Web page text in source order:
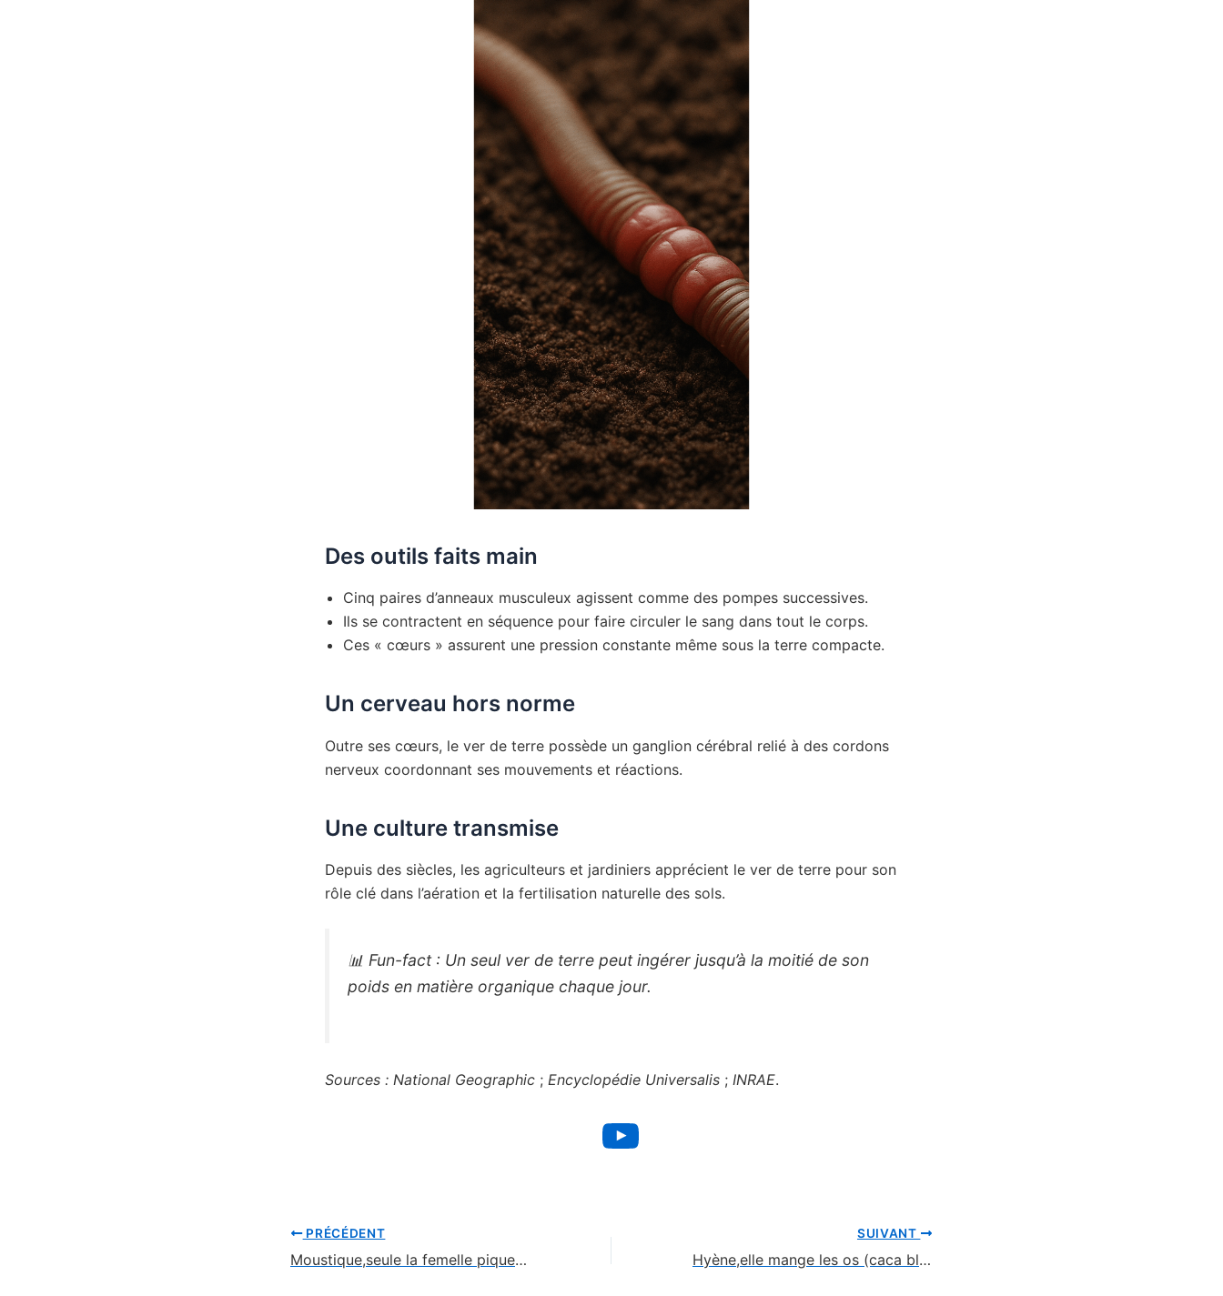
Des outils faits main
Cinq paires d’anneaux musculeux agissent comme des pompes successives.
Ils se contractent en séquence pour faire circuler le sang dans tout le corps.
Ces « cœurs » assurent une pression constante même sous la terre compacte.
Un cerveau hors norme
Outre ses cœurs, le ver de terre possède un ganglion cérébral relié à des cordons
nerveux coordonnant ses mouvements et réactions.
Une culture transmise
Depuis des siècles, les agriculteurs et jardiniers apprécient le ver de terre pour son
rôle clé dans l’aération et la fertilisation naturelle des sols.
📊 Fun-fact : Un seul ver de terre peut ingérer jusqu’à la moitié de son
poids en matière organique chaque jour.
Sources : National Geographic ; Encyclopédie Universalis ; INRAE.
YouTube
PRÉCÉDENT
Moustique,seule la femelle pique 🦟💉
SUIVANT
Hyène,elle mange les os (caca blanc) 🦴💩